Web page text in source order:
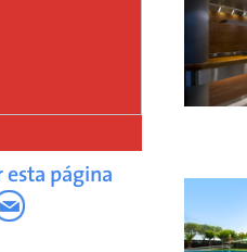
página